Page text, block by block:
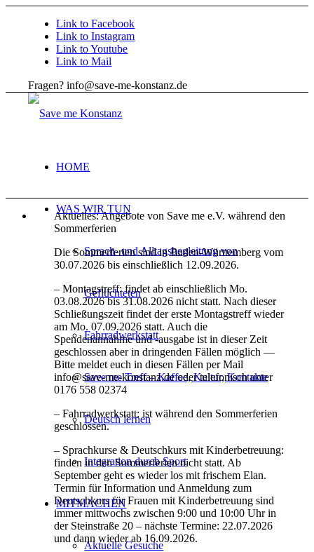
Link to Facebook
Link to Instagram
Link to Youtube
Link to Mail
Fragen? info@save-me-konstanz.de
HOME
WAS WIR TUN
Sprach- und Alltagsbegleitung von
Geflüchteten
Fahrradwerkstatt
Save me Treff – Kaffee, Kultur, Kontakte
Deutsch lernen
Integration durch Sport
MITMACHEN
Aktuelle Gesuche
Aktuelles: Angebote von Save me e.V. während den
Sommerferien
Die Sommerferien sind in Baden-Württemberg vom
30.07.2026 bis einschließlich 12.09.2026.
– Montagstreff: findet ab einschließlich Mo.
03.08.2026 bis 31.08.2026 nicht statt. Nach dieser
Schließungszeit findet der erste Montagstreff wieder
am Mo. 07.09.2026 statt. Auch die
Spendenannahme und -ausgabe ist in dieser Zeit
geschlossen aber in dringenden Fällen möglich —
Bitte meldet euch in diesen Fällen per Mail
info@save-me-konstanz.de oder telefonisch unter
0176 558 02374
– Fahrradwerkstatt: ist während den Sommerferien
geschlossen.
– Sprachkurse & Deutschkurs mit Kinderbetreuung:
finden in den Sommerferien nicht statt. Ab
September geht es wieder los mit frischem Elan.
Termin für Information und Anmeldung zum
Deutschkurs für Frauen mit Kinderbetreuung sind
immer mittwochs zwischen 9:00 und 10:00 Uhr in
der Steinstraße 20 – nächste Termine: 22.07.2026
und dann wieder ab 16.09.2026.